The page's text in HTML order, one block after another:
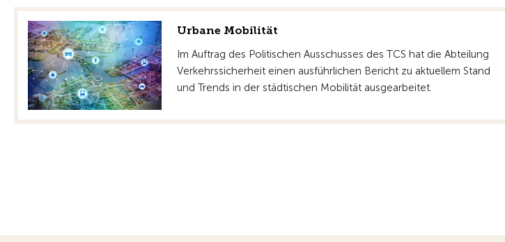
Urbane Mobilität
Im Auftrag des Politischen Ausschusses des TCS hat die Abteilung
Verkehrssicherheit einen ausführlichen Bericht zu aktuellem Stand
und Trends in der städtischen Mobilität ausgearbeitet.